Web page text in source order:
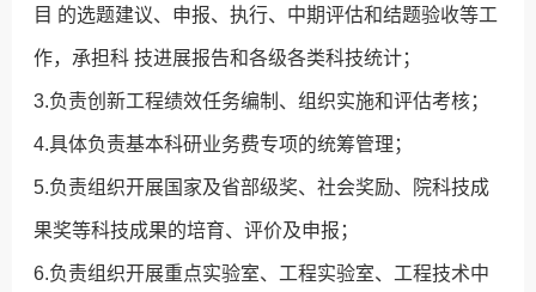
目 的选题建议、申报、执行、中期评估和结题验收等工
作，承担科 技进展报告和各级各类科技统计；
3.负责创新工程绩效任务编制、组织实施和评估考核；
4.具体负责基本科研业务费专项的统筹管理；
5.负责组织开展国家及省部级奖、社会奖励、院科技成
果奖等科技成果的培育、评价及申报；
6.负责组织开展重点实验室、工程实验室、工程技术中